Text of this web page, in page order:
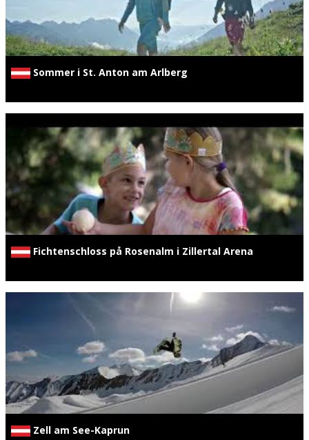
Sommer i St. Anton am Arlberg
Fichtenschloss på Rosenalm i Zillertal Arena
Zell am See-Kaprun